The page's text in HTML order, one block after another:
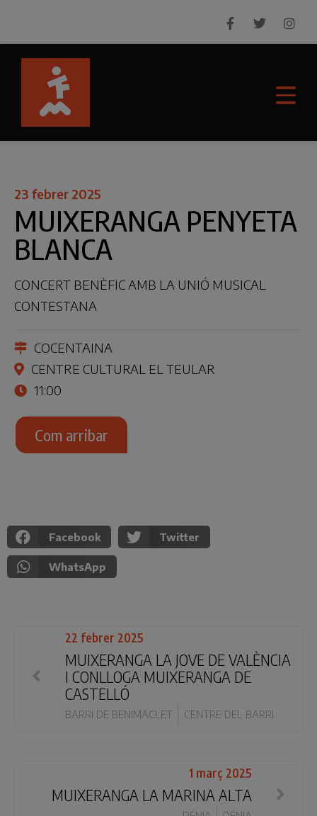
23 febrer 2025
MUIXERANGA PENYETA
BLANCA
CONCERT BENÈFIC AMB LA UNIÓ MUSICAL
CONTESTANA
COCENTAINA
CENTRE CULTURAL EL TEULAR
11:00
Com arribar
Facebook Twitter
WhatsApp
22 febrer 2025
MUIXERANGA LA JOVE DE VALÈNCIA
I CONLLOGA MUIXERANGA DE
CASTELLÓ
BARRI DE BENIMACLET CENTRE DEL BARRI
1 març 2025
MUIXERANGA LA MARINA ALTA